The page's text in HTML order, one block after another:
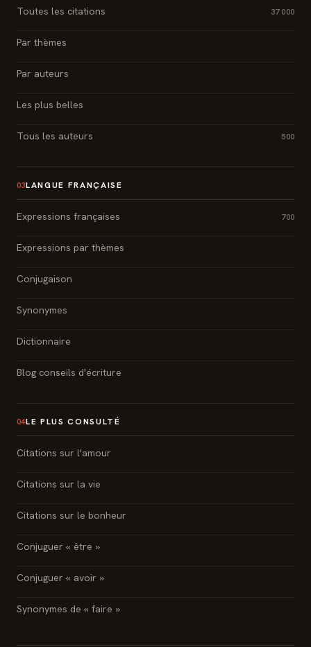
Toutes les citations 37 000
Par thèmes
Par auteurs
Les plus belles
Tous les auteurs 500
03LANGUE FRANÇAISE
Expressions françaises 700
Expressions par thèmes
Conjugaison
Synonymes
Dictionnaire
Blog conseils d'écriture
04LE PLUS CONSULTÉ
Citations sur l'amour
Citations sur la vie
Citations sur le bonheur
Conjuguer « être »
Conjuguer « avoir »
Synonymes de « faire »